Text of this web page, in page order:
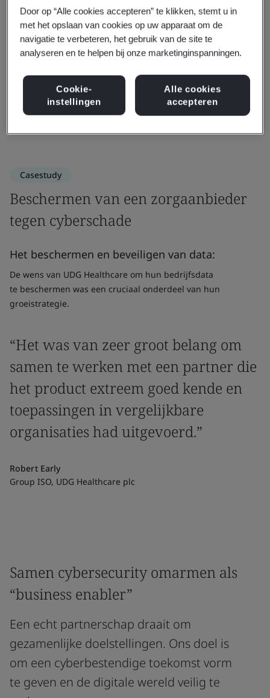
Van de ontwikkeling van internationale normen tot het
trainen van experts, wij lopen voorop op het gebied
van cybersecurity.
Neem contact met ons op
Casestudy
Beschermen van een zorgaanbieder
tegen cyberschade
Het beschermen en beveiligen van data:
De wens van UDG Healthcare om hun bedrijfsdata
te beschermen was een cruciaal onderdeel van hun
groeistrategie.
“Het was van zeer groot belang om
samen te werken met een partner die
het product extreem goed kende en
toepassingen in vergelijkbare
organisaties had uitgevoerd.”
Robert Early
Group ISO, UDG Healthcare plc
Samen cybersecurity omarmen als
“business enabler”
Een echt partnerschap draait om
gezamenlijke doelstellingen. Ons doel is
om een cyberbestendige toekomst vorm
te geven en de digitale wereld veilig te
Door op “Alle cookies accepteren” te klikken, stemt u in
met het opslaan van cookies op uw apparaat om de
navigatie te verbeteren, het gebruik van de site te
analyseren en te helpen bij onze marketinginspanningen.
Cookie-
instellingen
Alle cookies
accepteren